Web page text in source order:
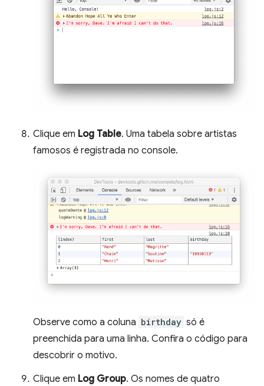
Clique em Log Table. Uma tabela sobre artistas
famosos é registrada no console.
Observe como a coluna birthday só é
preenchida para uma linha. Confira o código para
descobrir o motivo.
Clique em Log Group. Os nomes de quatro